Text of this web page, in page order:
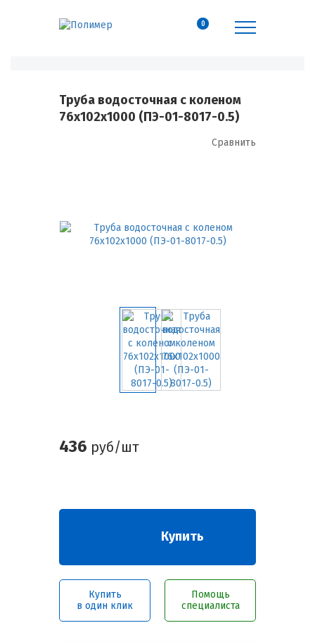
0
Труба водосточная с коленом
76х102х1000 (ПЭ-01-8017-0.5)
Сравнить
436 руб/шт
Купить
Купить
в один клик
Помощь
специалиста